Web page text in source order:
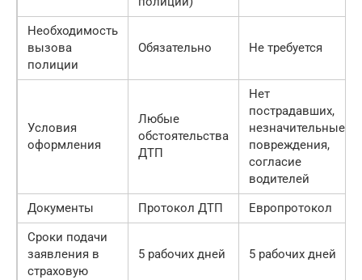
Необходимость
вызова
полиции
Обязательно Не требуется
Условия
оформления
Любые
обстоятельства
ДТП
Нет
пострадавших,
незначительные
повреждения,
согласие
водителей
Документы
Протокол ДТП
Европротокол
Сроки подачи
заявления в
страховую
5 рабочих дней 5 рабочих дней